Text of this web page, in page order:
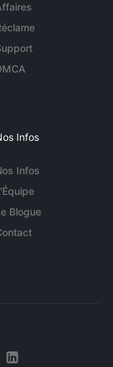
Infos
Infos
Blogue